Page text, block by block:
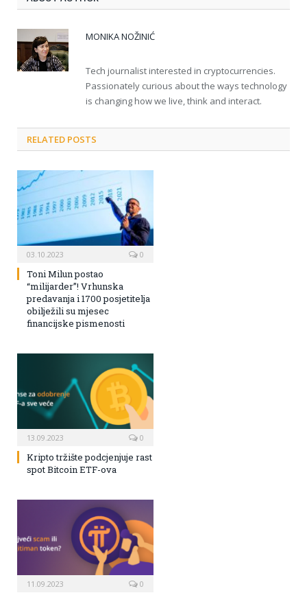
MONIKA NOŽINIĆ
Tech journalist interested in cryptocurrencies.
Passionately curious about the ways technology
is changing how we live, think and interact.
RELATED POSTS
03.10.2023 0
Toni Milun postao
“milijarder”! Vrhunska
predavanja i 1700 posjetitelja
obilježili su mjesec
financijske pismenosti
13.09.2023 0
Kripto tržište podcjenjuje rast
spot Bitcoin ETF-ova
11.09.2023 0